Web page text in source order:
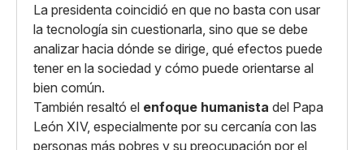
La presidenta coincidió en que no basta con usar
la tecnología sin cuestionarla, sino que se debe
analizar hacia dónde se dirige, qué efectos puede
tener en la sociedad y cómo puede orientarse al
bien común.
También resaltó el enfoque humanista del Papa
León XIV, especialmente por su cercanía con las
personas más pobres y su preocupación por el